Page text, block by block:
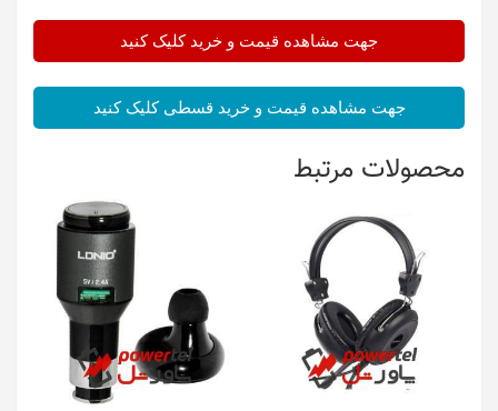
جهت مشاهده قیمت و خرید کلیک کنید
جهت مشاهده قیمت و خرید قسطی کلیک کنید
محصولات مرتبط